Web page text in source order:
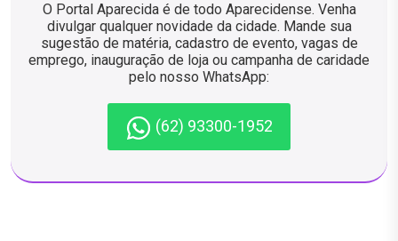
O Portal Aparecida é de todo Aparecidense. Venha
divulgar qualquer novidade da cidade. Mande sua
sugestão de matéria, cadastro de evento, vagas de
emprego, inauguração de loja ou campanha de caridade
pelo nosso WhatsApp:
(62) 93300-1952